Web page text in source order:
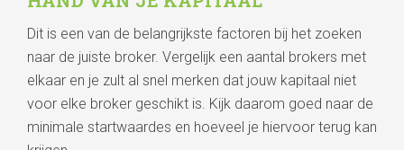
Dit is een van de belangrijkste factoren bij het zoeken
naar de juiste broker. Vergelijk een aantal brokers met
elkaar en je zult al snel merken dat jouw kapitaal niet
voor elke broker geschikt is. Kijk daarom goed naar de
minimale startwaardes en hoeveel je hiervoor terug kan